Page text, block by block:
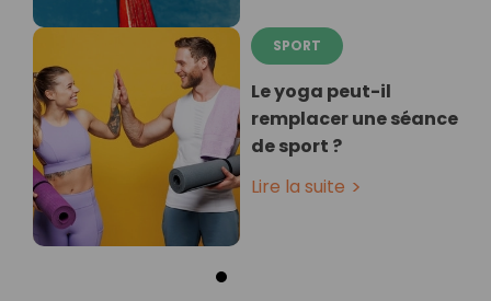
SPORT
Le yoga peut-il
remplacer une séance
de sport ?
Lire la suite